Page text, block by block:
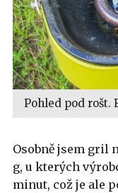
Pohled pod rošt.
Osobně jsem gril
g, u kterých
minut, což je ale